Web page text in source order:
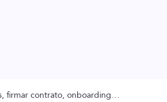
firmar contrato, onboarding…